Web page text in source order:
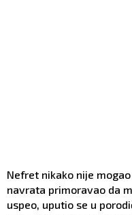
Nefret nikako nije
navrata primoravao da
uspeo, uputio se u